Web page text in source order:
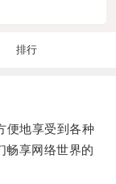
排行
地享受到各种
畅享网络世界的